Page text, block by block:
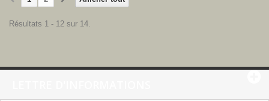
Résultats 1 - 12 sur 14.